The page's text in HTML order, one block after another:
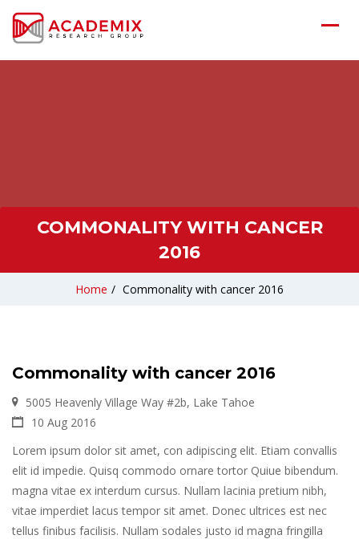
COMMONALITY WITH CANCER
2016
Home / Commonality with cancer 2016
Commonality with cancer 2016
5005 Heavenly Village Way #2b, Lake Tahoe
10 Aug 2016
Lorem ipsum dolor sit amet, con adipiscing elit. Etiam convallis
elit id impedie. Quisq commodo ornare tortor Quiue bibendum.
magna vitae ex interdum cursus. Nullam lacinia pretium nibh,
vitae imperdiet lacus tempor sit amet. Donec ultrices est nec
tellus finibus facilisis. Nullam sodales justo id magna fringilla